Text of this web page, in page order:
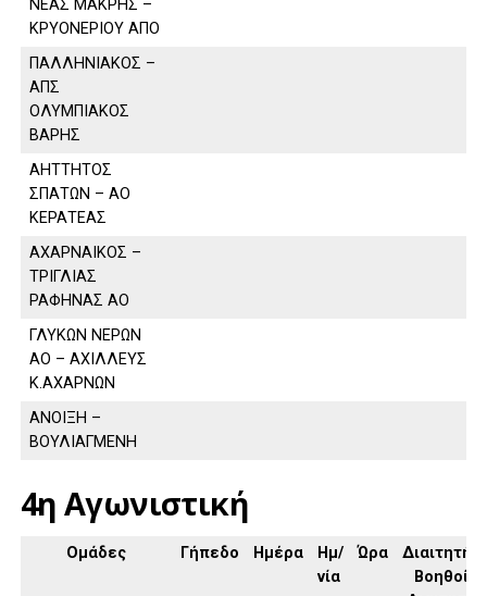
ΝΕΑΣ ΜΑΚΡΗΣ –
ΚΡΥΟΝΕΡΙΟΥ ΑΠΟ
ΠΑΛΛΗΝΙΑΚΟΣ –
ΑΠΣ
ΟΛΥΜΠΙΑΚΟΣ
ΒΑΡΗΣ
ΑΗΤΤΗΤΟΣ
ΣΠΑΤΩΝ – ΑΟ
ΚΕΡΑΤΕΑΣ
ΑΧΑΡΝΑΙΚΟΣ –
ΤΡΙΓΛΙΑΣ
ΡΑΦΗΝΑΣ ΑΟ
ΓΛΥΚΩΝ ΝΕΡΩΝ
ΑΟ – ΑΧΙΛΛΕΥΣ
Κ.ΑΧΑΡΝΩΝ
ΑΝΟΙΞΗ –
ΒΟΥΛΙΑΓΜΕΝΗ
4η Αγωνιστική
Ομάδες Γήπεδο Ημέρα
Ημ/
νία
Ώρα
Διαιτητής,
Βοηθοί